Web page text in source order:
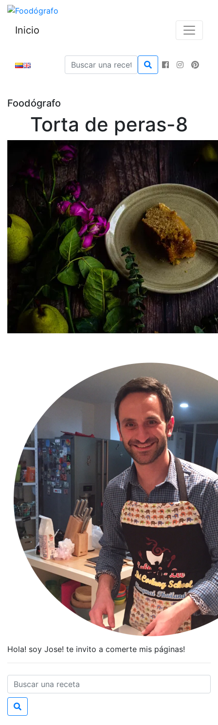
Inicio
Foodógrafo
Torta de peras-8
Hola! soy Jose! te invito a comerte mis páginas!